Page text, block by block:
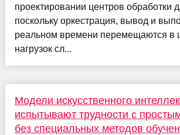
проектировании центров обработки
поскольку оркестрация, вывод и
реальном времени перемещаются в
нагрузок сл...
Модели искусственного
испытывают трудности с
без специальных методов